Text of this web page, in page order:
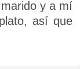
y a mí
así que